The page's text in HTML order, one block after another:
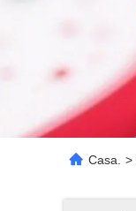
Casa. >